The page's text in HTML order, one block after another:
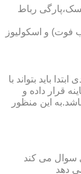
رباط
فوت) و اسکولیوز
باید بتواند با
قرار داده و
این منظور
سوال می کند
دهد